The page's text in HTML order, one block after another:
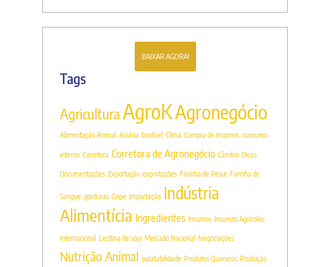
BAIXAR AGORA!
Tags
Agricultura AgroKAgronegócio
Alimentação Animal Aviária biodisel Clima Compra de insumos consumo
interno Corretora Corretora de Agronegócio Câmbio Dicas
Documentações Exportação exportações Farinha de Peixe Farinha de
Sangue gorduras Gripe Importação Indústria
Alimentícia Ingredientes Insumos Insumos Agrícolas
Internacional Lecitina de soja Mercado Nacional Negociações
Nutrição Animal palatabilidade Produtos Quimicos Produção